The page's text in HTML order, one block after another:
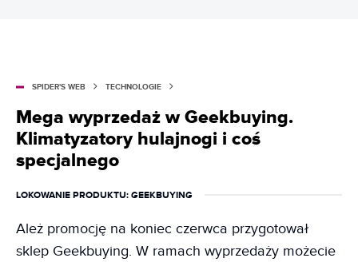
SPIDER'S WEB TECHNOLOGIE
Mega wyprzedaż w Geekbuying.
Klimatyzatory hulajnogi i coś
specjalnego
LOKOWANIE PRODUKTU: GEEKBUYING
Ależ promocję na koniec czerwca przygotował
sklep Geekbuying. W ramach wyprzedaży możecie